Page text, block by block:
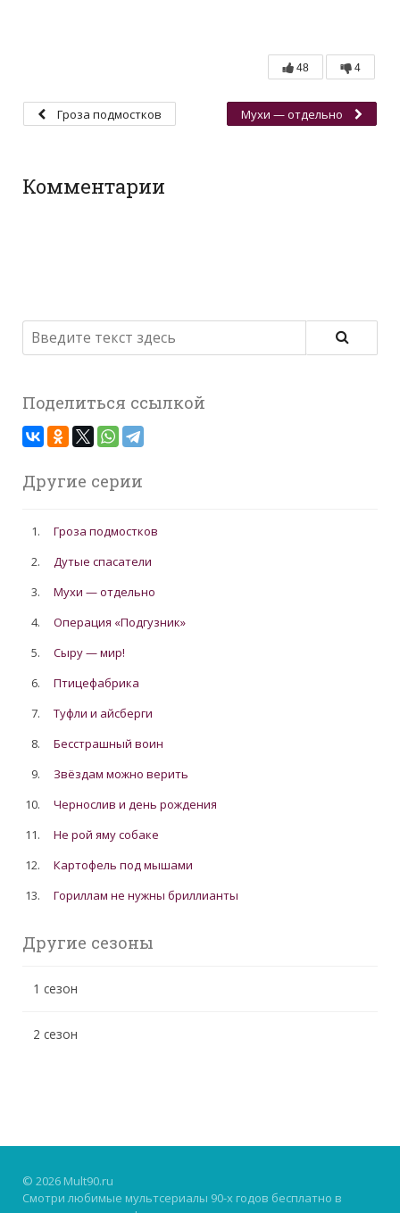
48 4
Гроза подмостков Мухи — отдельно
Комментарии
Поделиться ссылкой
Другие серии
1.
Гроза подмостков
2.
Дутые спасатели
3.
Мухи — отдельно
4.
Операция «Подгузник»
5.
Сыру — мир!
6.
Птицефабрика
7.
Туфли и айсберги
8.
Бесстрашный воин
9.
Звёздам можно верить
10.
Чернослив и день рождения
11.
Не рой яму собаке
12.
Картофель под мышами
13.
Гориллам не нужны бриллианты
Другие сезоны
1 сезон
2 сезон
© 2026 Mult90.ru
Смотри любимые мультсериалы 90-х годов бесплатно в